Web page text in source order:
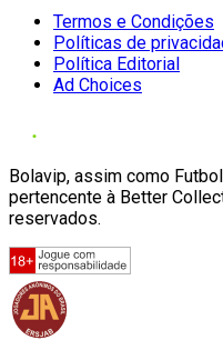
Termos e Condições
Políticas de
Política Editorial
Ad Choices
Bolavip, assim como
pertencente à Better
reservados.